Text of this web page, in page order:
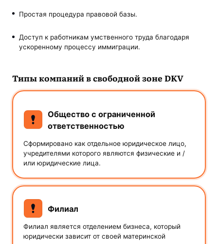
Простая процедура правовой базы.
Доступ к работникам умственного труда благодаря
ускоренному процессу иммиграции.
Типы компаний в свободной зоне DKV
Общество с ограниченной
ответственностью
Сформировано как отдельное юридическое лицо,
учредителями которого являются физические и /
или юридические лица.
Филиал
Филиал является отделением бизнеса, который
юридически зависит от своей материнской